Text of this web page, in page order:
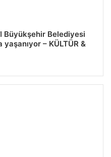
Büyükşehir Belediyesi
– KÜLTÜR &